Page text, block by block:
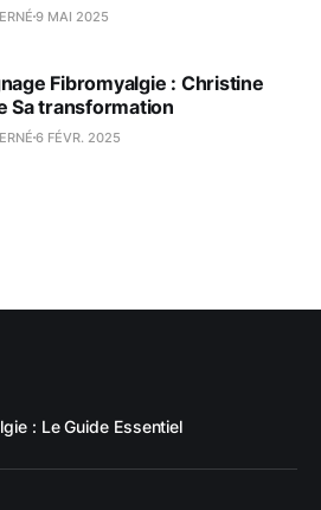
9 MAI 2025
Fibromyalgie : Christine
Sa transformation
6 FÉVR. 2025
: Le Guide Essentiel